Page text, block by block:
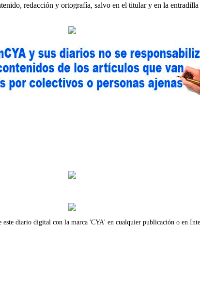
redacción y ortografía, salvo en el titular y en la
diario digital con la marca 'CYA' en cualquier publicación o en